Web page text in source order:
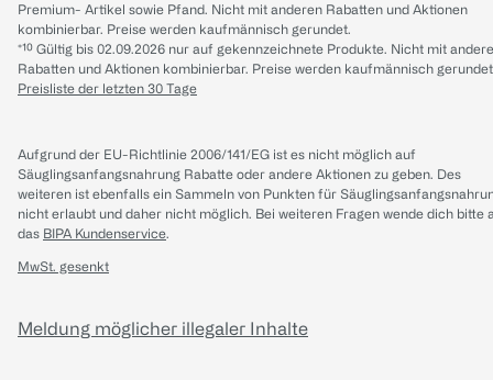
Premium- Artikel sowie Pfand. Nicht mit anderen Rabatten und Aktionen
kombinierbar. Preise werden kaufmännisch gerundet.
*¹⁰ Gültig bis 02.09.2026 nur auf gekennzeichnete Produkte. Nicht mit
Rabatten und Aktionen kombinierbar. Preise werden kaufmännisch
Preisliste der letzten 30 Tage
Aufgrund der EU-Richtlinie 2006/141/EG ist es nicht möglich auf
Säuglingsanfangsnahrung Rabatte oder andere Aktionen zu geben. Des
weiteren ist ebenfalls ein Sammeln von Punkten für
nicht erlaubt und daher nicht möglich. Bei weiteren Fragen wende dich bitte
das BIPA Kundenservice.
MwSt. gesenkt
Meldung möglicher illegaler Inhalte